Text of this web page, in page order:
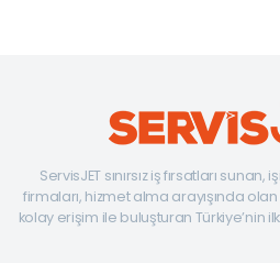
ServisJET sınırsız iş fırsatları
firmaları, hizmet alma arayışında olan
kolay erişim ile buluşturan Türkiye’nin